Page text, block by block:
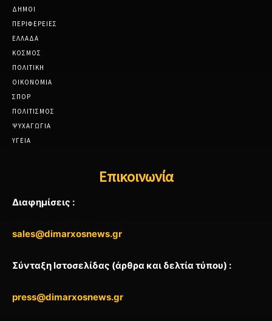
ΔΗΜΟΙ
ΠΕΡΙΦΕΡΕΙΕΣ
ΕΛΛΑΔΑ
ΚΟΣΜΟΣ
ΠΟΛΙΤΙΚΗ
ΟΙΚΟΝΟΜΙΑ
ΣΠΟΡ
ΠΟΛΙΤΙΣΜΟΣ
ΨΥΧΑΓΩΓΙΑ
ΥΓΕΙΑ
Επικοινωνία
Διαφημίσεις :
sales@dimarxosnews.gr
Σύνταξη Ιστοσελίδας (άρθρα και δελτία τύπου) :
press@dimarxosnews.gr